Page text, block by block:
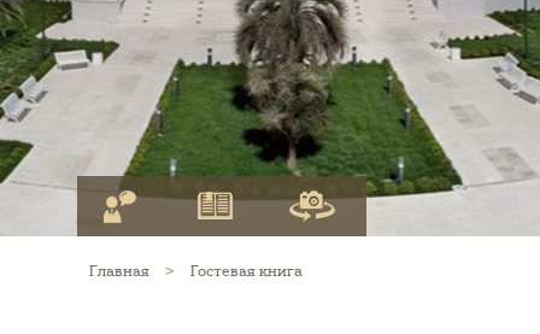
Главная > Гостевая книга